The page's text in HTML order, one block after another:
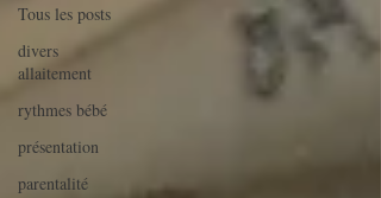
Tous les posts
divers
allaitement
rythmes bébé
présentation
parentalité